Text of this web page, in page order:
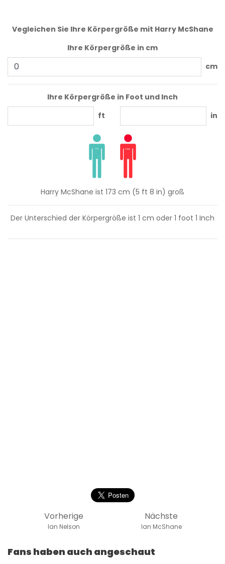
Vegleichen Sie Ihre Körpergröße mit Harry McShane
Ihre Körpergröße in cm
cm
Ihre Körpergröße in Foot und Inch
ft
in
Harry McShane ist 173 cm (5 ft 8 in) groß
Der Unterschied der Körpergröße ist 1 cm oder 1 foot 1 Inch
Nächste
Ian McShane
Vorherige
Ian Nelson
Fans haben auch angeschaut